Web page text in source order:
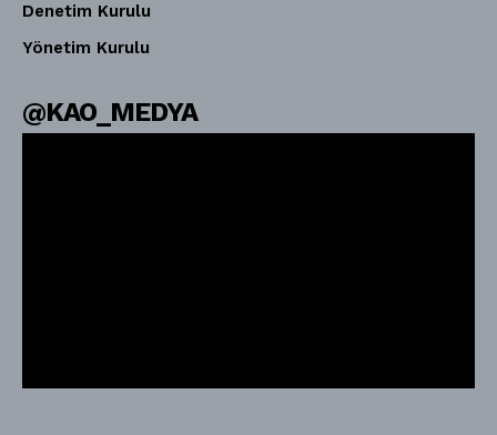
Denetim Kurulu
Yönetim Kurulu
@KAO_MEDYA